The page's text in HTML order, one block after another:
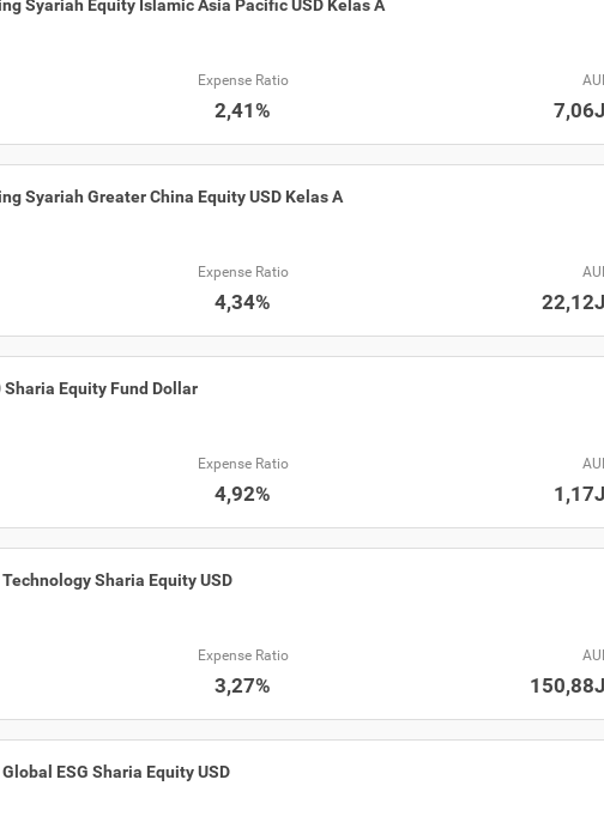
Syariah Equity Islamic Asia Pacific USD Kelas A
Expense Ratio
2,41%
Syariah Greater China Equity USD Kelas A
Expense Ratio
4,34%
Sharia Equity Fund Dollar
Expense Ratio
4,92%
Sharia Equity USD
Expense Ratio
3,27%
ESG Sharia Equity USD